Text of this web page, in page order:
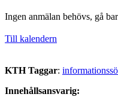
Ingen anmälan behövs, gå
Till kalendern
KTH Taggar:
Innehållsansvarig: